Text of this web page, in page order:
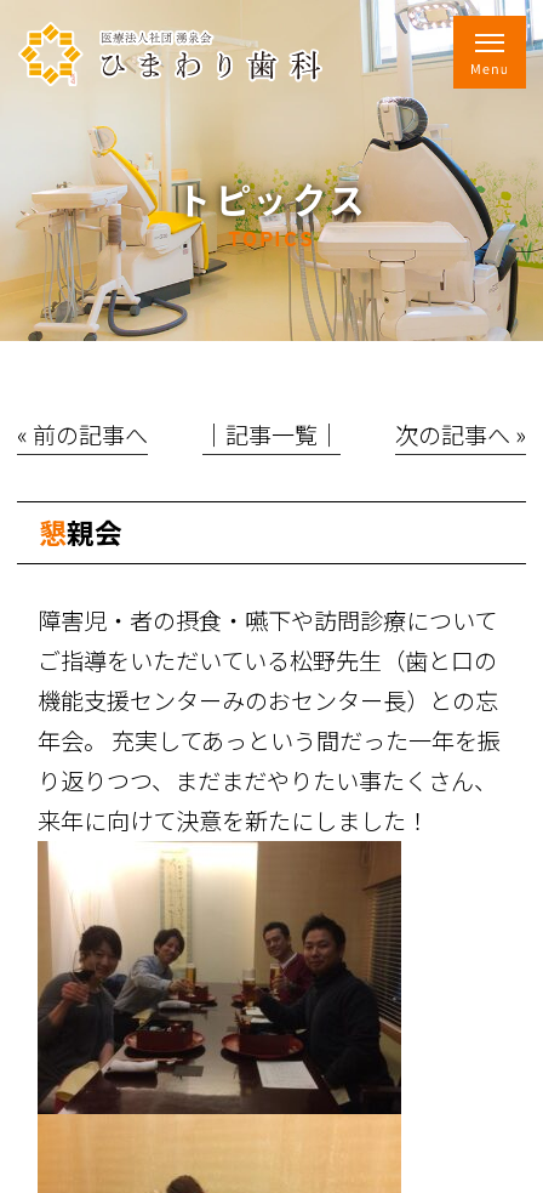
トピックス
TOPICS
« 前の記事へ │記事一覧│ 次の記事へ »
懇親会
障害児・者の摂食・嚥下や訪問診療について
ご指導をいただいている松野先生（歯と口の
機能支援センターみのおセンター長）との忘
年会。 充実してあっという間だった一年を振
り返りつつ、まだまだやりたい事たくさん、
来年に向けて決意を新たにしました！